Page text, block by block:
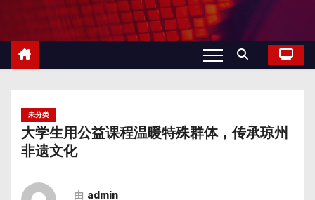
未分类
大学生用公益课程温暖特殊群体，传承琼州
非遗文化
由 admin